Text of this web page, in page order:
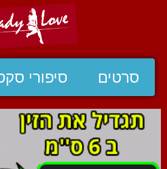
סרטים סיפורי